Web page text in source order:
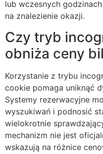
lub wczesnych
na znalezienie okazji.
Czy tryb
obniża ceny
Korzystanie z trybu
cookie pomaga uniknąć
Systemy rezerwacyjne
wyszukiwań i podnosić
wielokrotnie
mechanizm nie jest
wskazują na różnice